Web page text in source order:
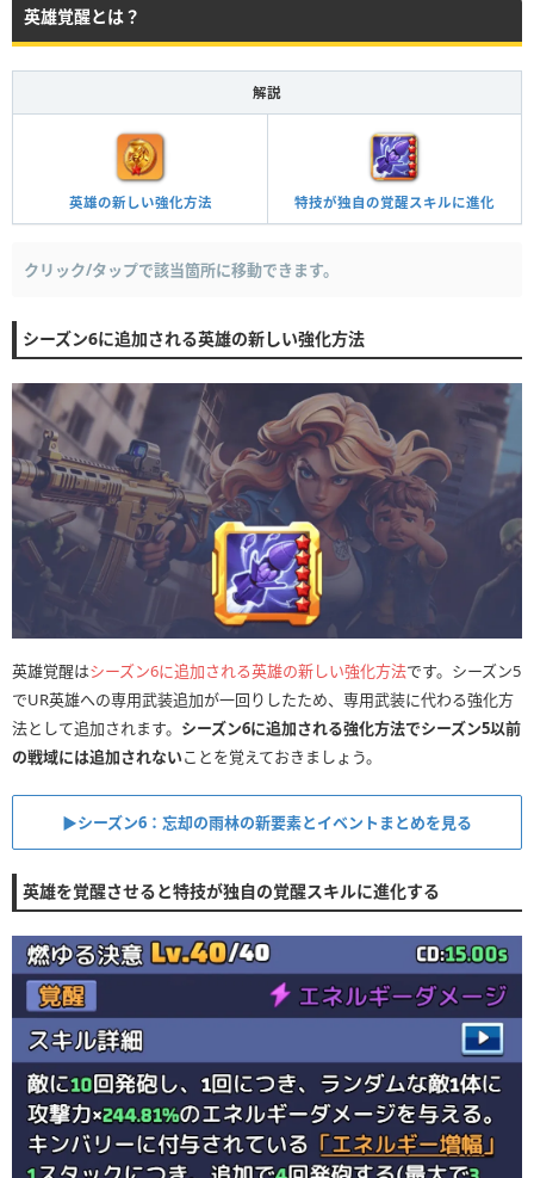
英雄覚醒とは？
解説
英雄の新しい強化方法 特技が独自の覚醒スキルに進化
クリック/タップで該当箇所に移動できます。
シーズン6に追加される英雄の新しい強化方法
英雄覚醒はシーズン6に追加される英雄の新しい強化方法です。シーズン5
でUR英雄への専用武装追加が一回りしたため、専用武装に代わる強化方
法として追加されます。 シーズン6に追加される強化方法でシーズン5以前
の戦域には追加されないことを覚えておきましょう。
▶︎シーズン6：忘却の雨林の新要素とイベントまとめを見る
英雄を覚醒させると特技が独自の覚醒スキルに進化する